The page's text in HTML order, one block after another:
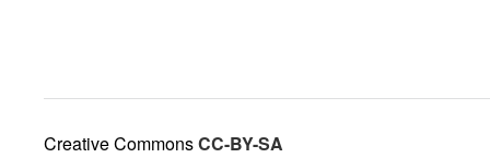
Creative CommonsCC-BY-SA